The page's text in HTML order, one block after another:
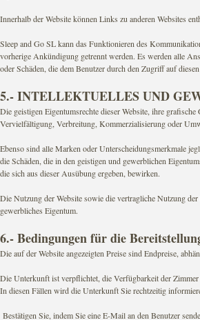
Innerhalb der Website können Links zu anderen Websites
Sleep and Go SL kann das Funktionieren des
vorherige Ankündigung getrennt werden. Es werden alle
oder Schäden, die dem Benutzer durch den Zugriff auf
5.- INTELLEKTUELLES UND
Die geistigen Eigentumsrechte dieser Website, ihre
Vervielfältigung, Verbreitung, Kommerzialisierung oder
Ebenso sind alle Marken oder Unterscheidungsmerkmale
die Schäden, die in den geistigen und gewerblichen
die sich aus dieser Ausübung ergeben, bewirken.
Die Nutzung der Website sowie die vertragliche Nutzung
gewerbliches Eigentum.
6.- Bedingungen für die
Die auf der Website angezeigten Preise sind Endpreise,
Die Unterkunft ist verpflichtet, die Verfügbarkeit der Zimmer
In diesen Fällen wird die Unterkunft Sie rechtzeitig
Bestätigen Sie, indem Sie eine E-Mail an den Benutzer